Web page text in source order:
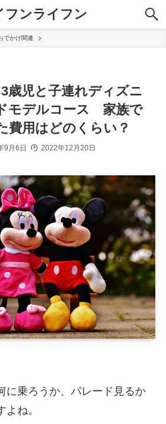
フンライフン
でかけ関連
歳児と子連れディズニ
モデルコース 家族で
費用はどのくらい？
9月6日 2022年12月20日
に乗ろうか、パレード見るか
ね。